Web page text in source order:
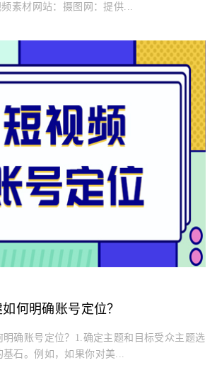
素材网站：摄图网：提供...
何明确账号定位？
确账号定位？1.确定主题和目标受众主题选
石。例如，如果你对美...